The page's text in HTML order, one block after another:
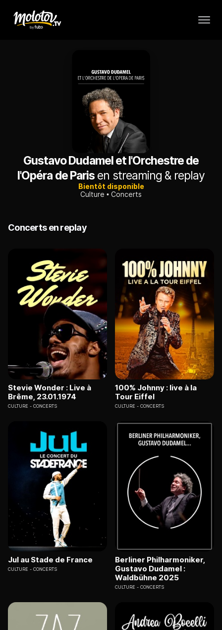
Gustavo Dudamel et l'Orchestre de
l'Opéra de Paris en streaming & replay
Bientôt disponible
Culture
Concerts
Concerts en replay
Stevie Wonder : Live à
Brême, 23.01.1974
CULTURE CONCERTS
100% Johnny : live à la
Tour Eiffel
CULTURE CONCERTS
Jul au Stade de France
CULTURE CONCERTS
Berliner Philharmoniker,
Gustavo Dudamel :
Waldbühne 2025
CULTURE CONCERTS